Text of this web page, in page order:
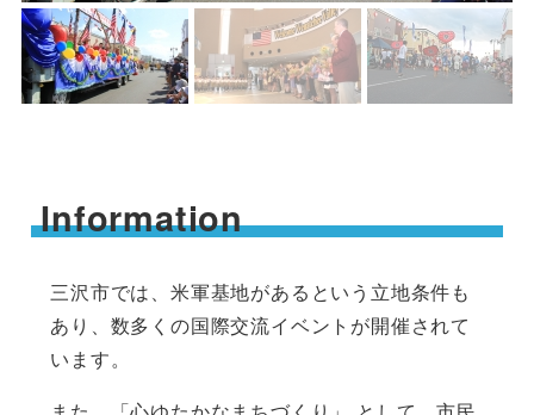
Information
三沢市では、米軍基地があるという立地条件も
あり、数多くの国際交流イベントが開催されて
います。